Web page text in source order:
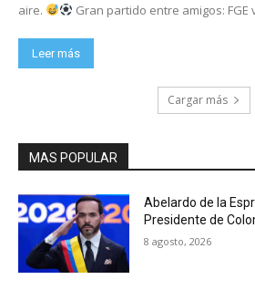
aire.
Gran partido entre amigos: FGE
Leer más
Cargar más
MAS POPULAR
Abelardo de la
Presidente de
8 agosto, 2026